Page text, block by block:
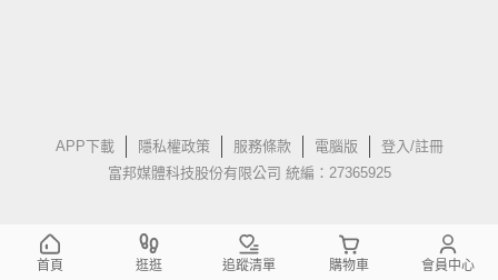
APP下載 隱私權政策 服務條款 電腦版
登入/註冊
富邦媒體科技股份有限公司 統編：27365925
首頁 逛逛 追蹤清單 購物車 會員中心